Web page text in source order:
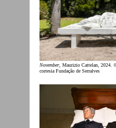
November, Maurizio Cattelan, 2024.
cortesia Fundação de Serralves